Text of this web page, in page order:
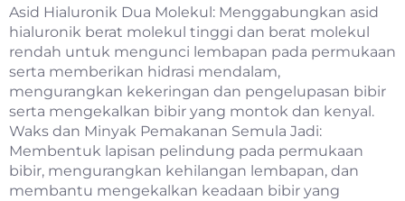
Asid Hialuronik Dua Molekul: Menggabungkan asid
hialuronik berat molekul tinggi dan berat molekul
rendah untuk mengunci lembapan pada permukaan
serta memberikan hidrasi mendalam,
mengurangkan kekeringan dan pengelupasan bibir
serta mengekalkan bibir yang montok dan kenyal.
Waks dan Minyak Pemakanan Semula Jadi:
Membentuk lapisan pelindung pada permukaan
bibir, mengurangkan kehilangan lembapan, dan
membantu mengekalkan keadaan bibir yang